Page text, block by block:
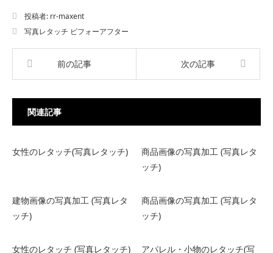
投稿者: rr-maxent
写真レタッチ ビフォーアフター
前の記事 次の記事
関連記事
女性のレタッチ(写真レタッチ)
商品画像の写真加工 (写真レタ
ッチ)
建物画像の写真加工 (写真レタ
ッチ)
商品画像の写真加工 (写真レタ
ッチ)
女性のレタッチ (写真レタッチ)
アパレル・小物のレタッチ(写